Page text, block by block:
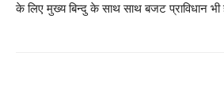
के लिए मुख्य बिन्दु के साथ साथ बजट प्राविधान भी